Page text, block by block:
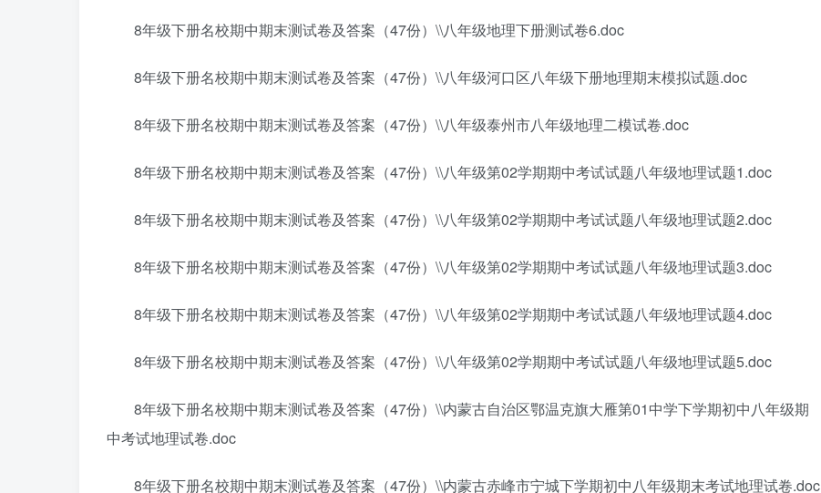
8年级下册名校期中期末测试卷及答案（47份）\\八年级地理下册测试卷6.doc
8年级下册名校期中期末测试卷及答案（47份）\\八年级河口区八年级下册地理期末模拟试题.doc
8年级下册名校期中期末测试卷及答案（47份）\\八年级泰州市八年级地理二模试卷.doc
8年级下册名校期中期末测试卷及答案（47份）\\八年级第02学期期中考试试题八年级地理试题1.doc
8年级下册名校期中期末测试卷及答案（47份）\\八年级第02学期期中考试试题八年级地理试题2.doc
8年级下册名校期中期末测试卷及答案（47份）\\八年级第02学期期中考试试题八年级地理试题3.doc
8年级下册名校期中期末测试卷及答案（47份）\\八年级第02学期期中考试试题八年级地理试题4.doc
8年级下册名校期中期末测试卷及答案（47份）\\八年级第02学期期中考试试题八年级地理试题5.doc
8年级下册名校期中期末测试卷及答案（47份）\\内蒙古自治区鄂温克旗大雁第01中学下学期初中八年级期
中考试地理试卷.doc
8年级下册名校期中期末测试卷及答案（47份）\\内蒙古赤峰市宁城下学期初中八年级期末考试地理试卷.doc